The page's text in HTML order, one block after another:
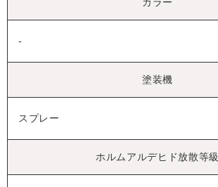
-
塗装機
スプレー
ホルムアルデヒド放散等級